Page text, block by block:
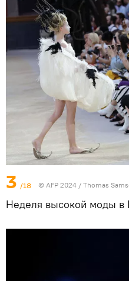
3 /18 © AFP 2024 / Thomas
Неделя высокой моды в